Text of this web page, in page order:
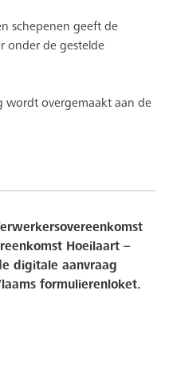
schepenen geeft de
onder de gestelde
wordt overgemaakt aan de
Hoeilaart –
digitale aanvraag
formulierenloket.